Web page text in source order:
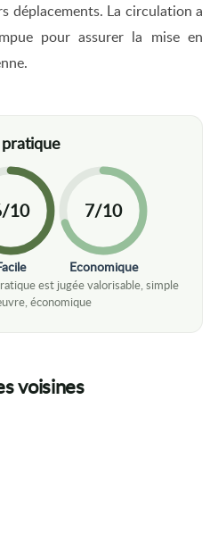
déplacements. La circulation a
pour assurer la mise en
10 7/10
Economique
voisines